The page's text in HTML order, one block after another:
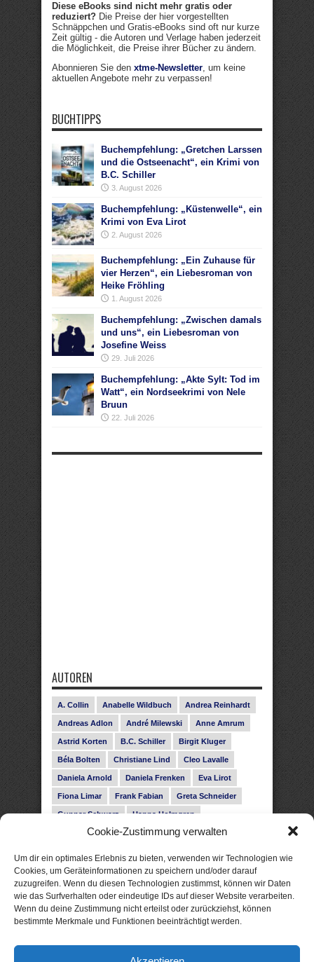
Cookie-Zustimmung verwalten
Um dir ein optimales Erlebnis zu bieten, verwenden wir Technologien wie
Cookies, um Geräteinformationen zu speichern und/oder darauf
zuzugreifen. Wenn du diesen Technologien zustimmst, können wir Daten
wie das Surfverhalten oder eindeutige IDs auf dieser Website verarbeiten.
Wenn du deine Zustimmung nicht erteilst oder zurückziehst, können
bestimmte Merkmale und Funktionen beeinträchtigt werden.
Diese eBooks sind nicht mehr gratis oder
reduziert? Die Preise der hier vorgestellten
Schnäppchen und Gratis-eBooks sind oft nur kurze
Zeit gültig - die Autoren und Verlage haben jederzeit
die Möglichkeit, die Preise ihrer Bücher zu ändern.
Abonnieren Sie den xtme-Newsletter, um keine
aktuellen Angebote mehr zu verpassen!
BUCHTIPPS
Buchempfehlung: „Gretchen Larssen
und die Ostseenacht“, ein Krimi von
B.C. Schiller
3. August 2026
Buchempfehlung: „Küstenwelle“, ein
Krimi von Eva Lirot
2. August 2026
Buchempfehlung: „Ein Zuhause für
vier Herzen“, ein Liebesroman von
Heike Fröhling
1. August 2026
Buchempfehlung: „Zwischen damals
und uns“, ein Liebesroman von
Josefine Weiss
29. Juli 2026
Buchempfehlung: „Akte Sylt: Tod im
Watt“, ein Nordseekrimi von Nele
Bruun
22. Juli 2026
AUTOREN
A. Collin Anabelle Wildbuch Andrea Reinhardt
Andreas Adlon André Milewski Anne Amrum
Astrid Korten B.C. Schiller Birgit Kluger
Béla Bolten Christiane Lind Cleo Lavalle
Daniela Arnold Daniela Frenken Eva Lirot
Fiona Limar Frank Fabian Greta Schneider
Gunnar Schwarz Hanna Holmgren
Heike Fröhling Ina Glahe Ivo Pala J. Vellguth
Leonie Haubrich Lilly Labord Livia Pipes
Malin Blunk Marcus Hünnebeck Martin Krist
Melisa Schwermer Nele Bruun Nika Lubitsch
Noah Fitz Nora Amelie René Junge
Subina Giuletti